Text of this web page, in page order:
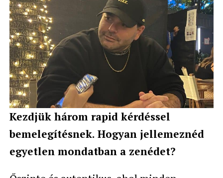
Kezdjük három rapid kérdéssel
bemelegítésnek. Hogyan jellemeznéd
egyetlen mondatban a zenédet?